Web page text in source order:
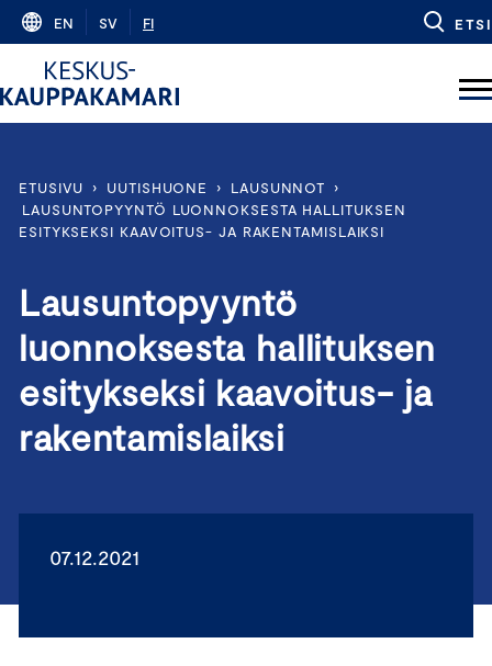
Skip
content
EN SV FI ETSI
ETUSIVU › UUTISHUONE › LAUSUNNOT
›
LAUSUNTOPYYNTÖ LUONNOKSESTA HALLITUKSEN
ESITYKSEKSI KAAVOITUS- JA RAKENTAMISLAIKSI
Lausuntopyyntö
luonnoksesta hallituksen
esitykseksi kaavoitus- ja
rakentamislaiksi
07.12.2021